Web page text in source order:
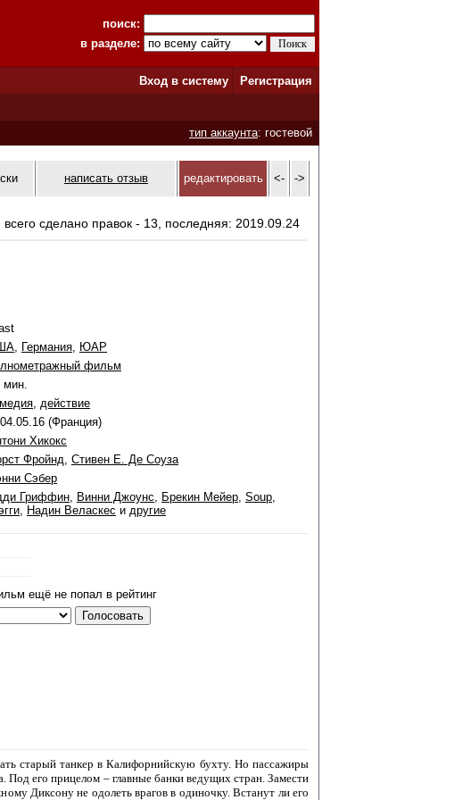
поиск:
в разделе:
Вход в систему
Регистрация
тип аккаунта: гостевой
написать отзыв редактировать <- ->
всего сделано правок - 13, последняя: 2019.09.24
, Германия, ЮАР
фильм
мин.
, действие
(Франция)
Хикокс
Фройнд, Стивен Е. Де Соуза
Сэбер
Гриффин, Винни Джоунс, Брекин Мейер, Soup,
, Надин Веласкес и другие
ещё не попал в рейтинг
старый танкер в Калифорнийскую бухту. Но пассажиры
Под его прицелом – главные банки ведущих стран. Замести
Диксону не одолеть врагов в одиночку. Встанут ли его